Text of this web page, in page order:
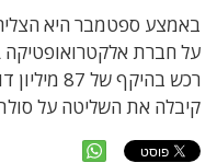
באמצע ספטמבר היא
רכש
קיבלה את השליטה על